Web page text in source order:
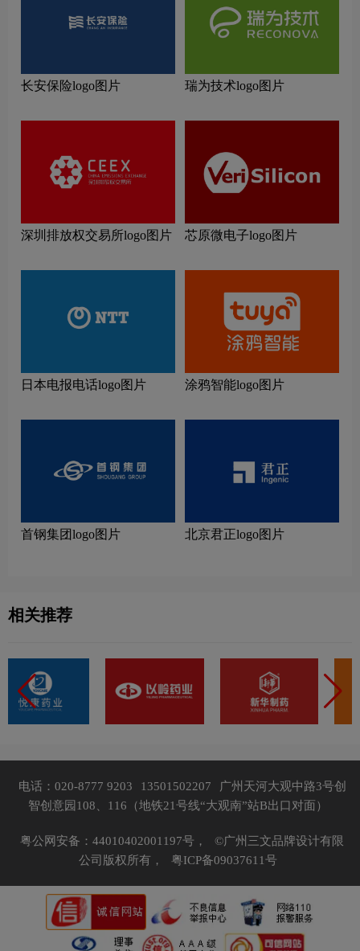
长安保险logo图片 瑞为技术logo图片
深圳排放权交易所logo图片 芯原微电子logo图片
日本电报电话logo图片 涂鸦智能logo图片
首钢集团logo图片 北京君正logo图片
相关推荐
电话：020-8777 9203 13501502207
广州天河大观中路3号创
智创意园108、116（地铁21号线“大观南”站B出口对面）
粤公网安备：44010402001197号，
©广州三文品牌设计有限
公司版权所有，
粤ICP备09037611号